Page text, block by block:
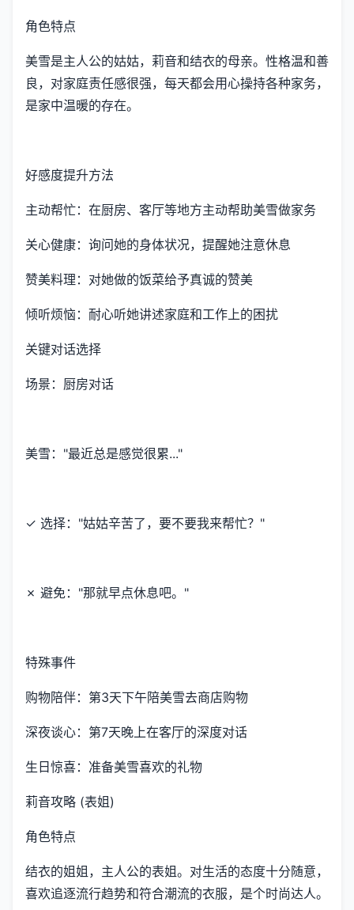
角色特点
美雪是主人公的姑姑，莉音和结衣的母亲。性格温和善
良，对家庭责任感很强，每天都会用心操持各种家务，
是家中温暖的存在。
好感度提升方法
主动帮忙：在厨房、客厅等地方主动帮助美雪做家务
关心健康：询问她的身体状况，提醒她注意休息
赞美料理：对她做的饭菜给予真诚的赞美
倾听烦恼：耐心听她讲述家庭和工作上的困扰
关键对话选择
场景：厨房对话
美雪："最近总是感觉很累..."
✓ 选择："姑姑辛苦了，要不要我来帮忙？"
✗ 避免："那就早点休息吧。"
特殊事件
购物陪伴：第3天下午陪美雪去商店购物
深夜谈心：第7天晚上在客厅的深度对话
生日惊喜：准备美雪喜欢的礼物
莉音攻略 (表姐)
角色特点
结衣的姐姐，主人公的表姐。对生活的态度十分随意，
喜欢追逐流行趋势和符合潮流的衣服，是个时尚达人。